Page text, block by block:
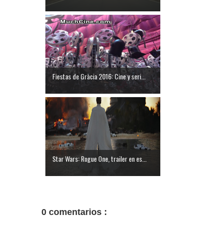
Fiestas de Gràcia 2016: Cine y seri...
Star Wars: Rogue One, trailer en es...
0 comentarios :